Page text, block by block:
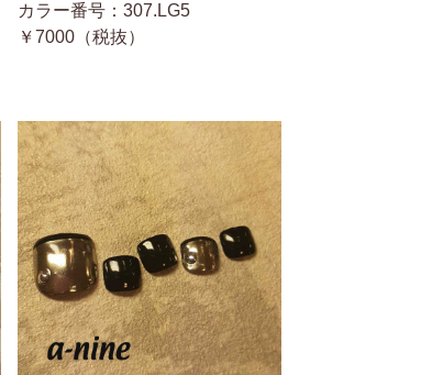
カラー番号：307.LG5
￥7000（税抜）